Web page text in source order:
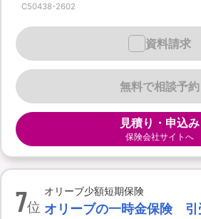
C50438-2602
無料で相談予約
資料請求
見積り・申込み
保険会社サイトへ
7位
オリーブ少額短期保険
オリーブの一時金保険 引